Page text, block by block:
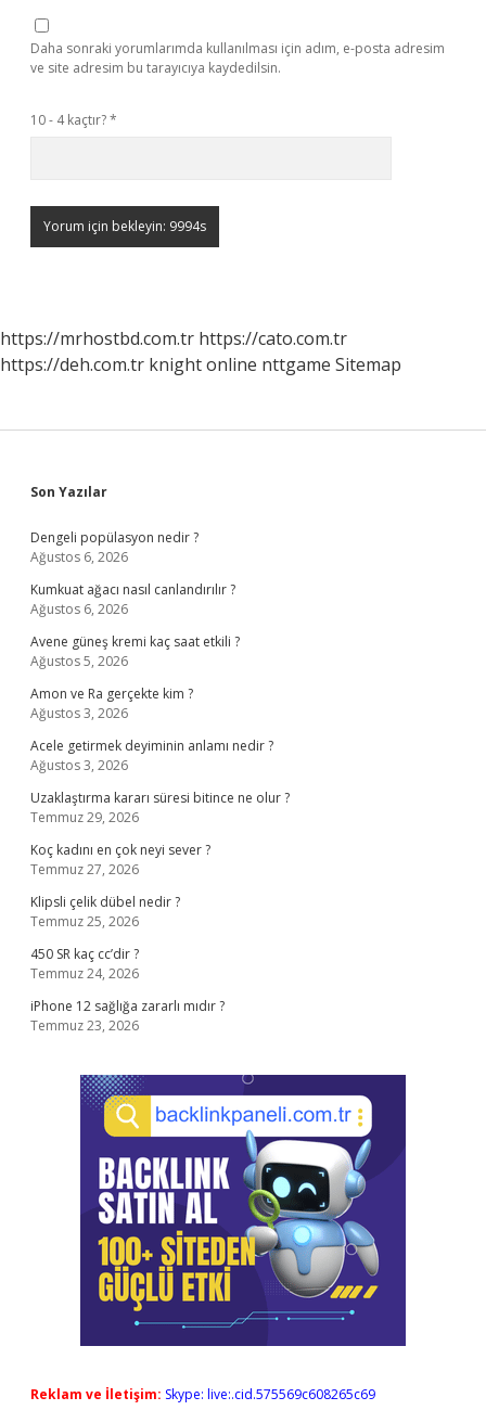
Daha sonraki yorumlarımda kullanılması için adım, e-posta adresim
ve site adresim bu tarayıcıya kaydedilsin.
10 - 4 kaçtır?*
https://mrhostbd.com.tr https://cato.com.tr
https://deh.com.tr knight online nttgame Sitemap
Sidebar
Son Yazılar
Dengeli popülasyon nedir ?
Ağustos 6, 2026
Kumkuat ağacı nasıl canlandırılır ?
Ağustos 6, 2026
Avene güneş kremi kaç saat etkili ?
Ağustos 5, 2026
Amon ve Ra gerçekte kim ?
Ağustos 3, 2026
Acele getirmek deyiminin anlamı nedir ?
Ağustos 3, 2026
Uzaklaştırma kararı süresi bitince ne olur ?
Temmuz 29, 2026
Koç kadını en çok neyi sever ?
Temmuz 27, 2026
Klipsli çelik dübel nedir ?
Temmuz 25, 2026
450 SR kaç cc’dir ?
Temmuz 24, 2026
iPhone 12 sağlığa zararlı mıdır ?
Temmuz 23, 2026
Reklam ve İletişim: Skype: live:.cid.575569c608265c69